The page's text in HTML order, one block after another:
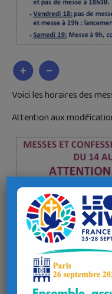
Voici les horaires des
Attention aux